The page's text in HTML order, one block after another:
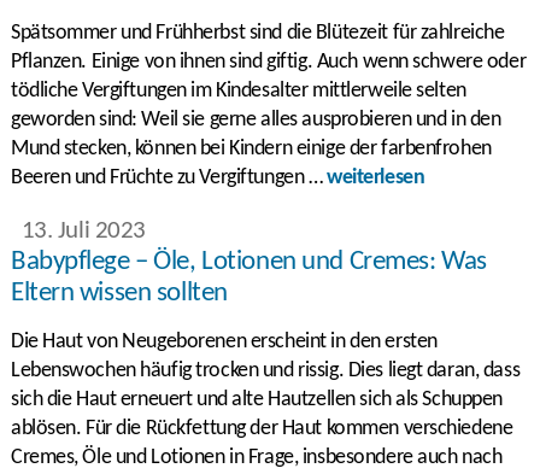
Spätsommer und Frühherbst sind die Blütezeit für zahlreiche
Pflanzen. Einige von ihnen sind giftig. Auch wenn schwere oder
tödliche Vergiftungen im Kindesalter mittlerweile selten
geworden sind: Weil sie gerne alles ausprobieren und in den
Mund stecken, können bei Kindern einige der farbenfrohen
Beeren und Früchte zu Vergiftungen …weiterlesen
13. Juli 2023
Babypflege – Öle, Lotionen und Cremes: Was
Eltern wissen sollten
Die Haut von Neugeborenen erscheint in den ersten
Lebenswochen häufig trocken und rissig. Dies liegt daran, dass
sich die Haut erneuert und alte Hautzellen sich als Schuppen
ablösen. Für die Rückfettung der Haut kommen verschiedene
Cremes, Öle und Lotionen in Frage, insbesondere auch nach